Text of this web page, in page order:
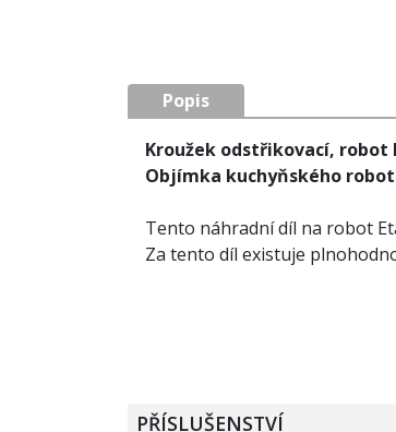
Popis
Kroužek odstřikovací, robot
Objímka kuchyňského
Tento náhradní díl na robot
Za tento díl existuje
PŘÍSLUŠENSTVÍ